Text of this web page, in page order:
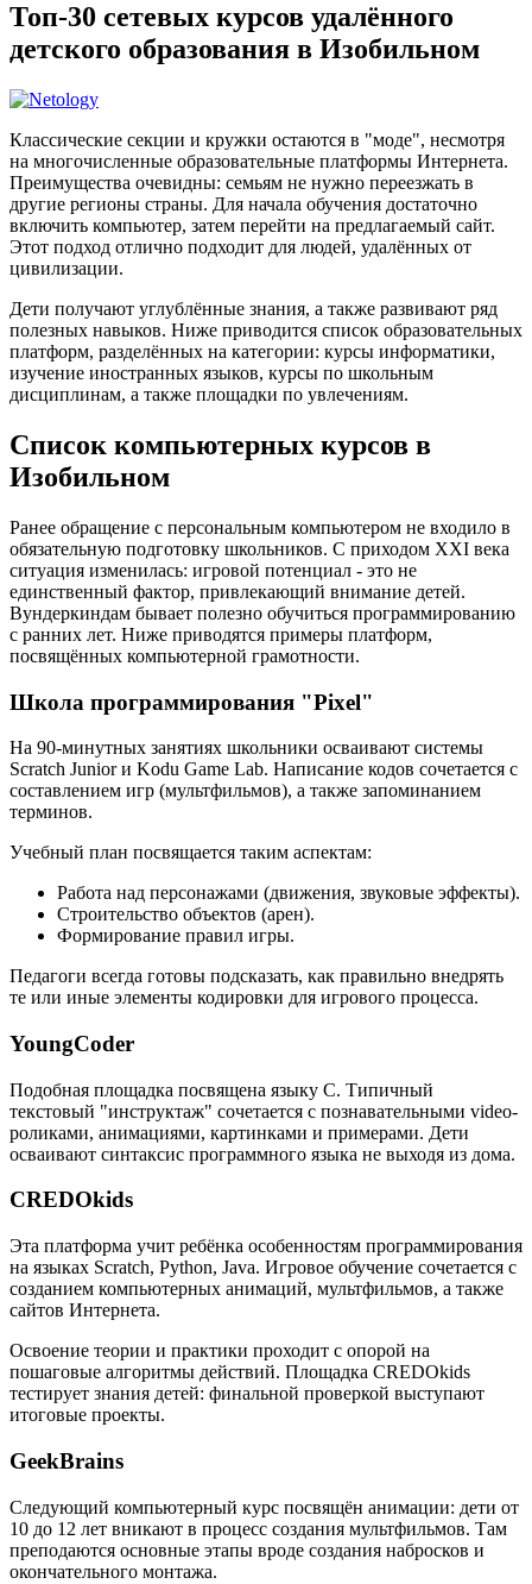
Топ-30 сетевых курсов удалённого
детского образования в Изобильном
Классические секции и кружки остаются в "моде", несмотря
на многочисленные образовательные платформы Интернета.
Преимущества очевидны: семьям не нужно переезжать в
другие регионы страны. Для начала обучения достаточно
включить компьютер, затем перейти на предлагаемый сайт.
Этот подход отлично подходит для людей, удалённых от
цивилизации.
Дети получают углублённые знания, а также развивают ряд
полезных навыков. Ниже приводится список образовательных
платформ, разделённых на категории: курсы информатики,
изучение иностранных языков, курсы по школьным
дисциплинам, а также площадки по увлечениям.
Список компьютерных курсов в
Изобильном
Ранее обращение с персональным компьютером не входило в
обязательную подготовку школьников. С приходом XXI века
ситуация изменилась: игровой потенциал - это не
единственный фактор, привлекающий внимание детей.
Вундеркиндам бывает полезно обучиться программированию
с ранних лет. Ниже приводятся примеры платформ,
посвящённых компьютерной грамотности.
Школа программирования "Pixel"
На 90-минутных занятиях школьники осваивают системы
Scratch Junior и Kodu Game Lab. Написание кодов сочетается с
составлением игр (мультфильмов), а также запоминанием
терминов.
Учебный план посвящается таким аспектам:
Работа над персонажами (движения, звуковые эффекты).
Строительство объектов (арен).
Формирование правил игры.
Педагоги всегда готовы подсказать, как правильно внедрять
те или иные элементы кодировки для игрового процесса.
YoungCoder
Подобная площадка посвящена языку C. Типичный
текстовый "инструктаж" сочетается с познавательными video-
роликами, анимациями, картинками и примерами. Дети
осваивают синтаксис программного языка не выходя из дома.
CREDOkids
Эта платформа учит ребёнка особенностям программирования
на языках Scratch, Python, Java. Игровое обучение сочетается с
созданием компьютерных анимаций, мультфильмов, а также
сайтов Интернета.
Освоение теории и практики проходит с опорой на
пошаговые алгоритмы действий. Площадка CREDOkids
тестирует знания детей: финальной проверкой выступают
итоговые проекты.
GeekBrains
Следующий компьютерный курс посвящён анимации: дети от
10 до 12 лет вникают в процесс создания мультфильмов. Там
преподаются основные этапы вроде создания набросков и
окончательного монтажа.